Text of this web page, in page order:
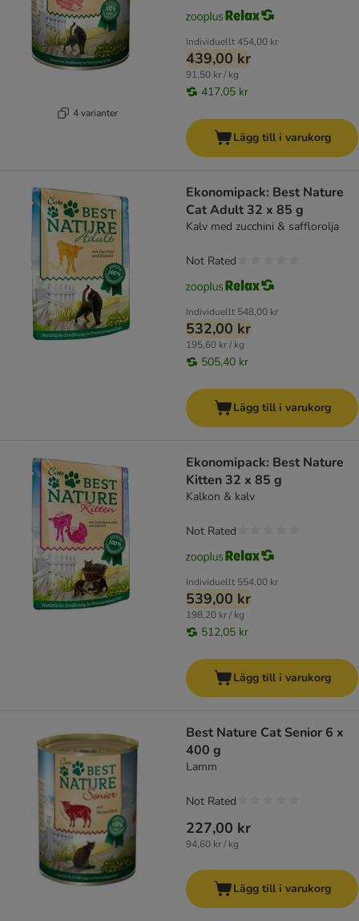
4 varianter
Individuellt454,00 kr
439,00 kr
91,50 kr / kg
417,05 kr
Lägg till i varukorg
Ekonomipack: Best Nature
Cat Adult 32 x 85 g
Kalv med zucchini & safflorolja
Individuellt 548,00 kr
532,00 kr
195,60 kr / kg
505,40 kr
Not Rated
Lägg till i varukorg
Ekonomipack: Best Nature
Kitten 32 x 85 g
Kalkon & kalv
Individuellt 554,00 kr
539,00 kr
198,20 kr / kg
512,05 kr
Not Rated
Lägg till i varukorg
Best Nature Cat Senior 6 x
400 g
Lamm
227,00 kr
94,60 kr / kg
Not Rated
Lägg till i varukorg